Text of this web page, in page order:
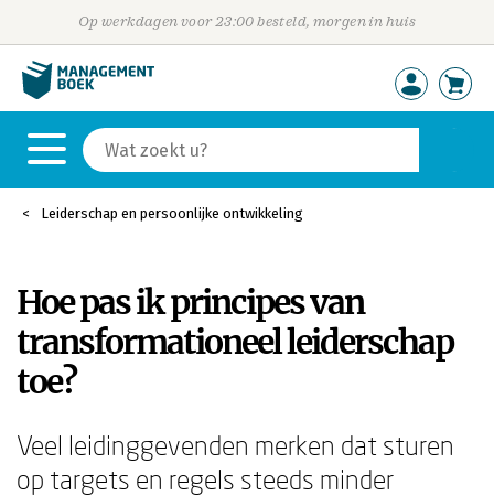
Op werkdagen voor 23:00 besteld, morgen in huis
Leiderschap en persoonlijke ontwikkeling
Hoe pas ik principes van
transformationeel leiderschap
toe?
Veel leidinggevenden merken dat sturen
op targets en regels steeds minder